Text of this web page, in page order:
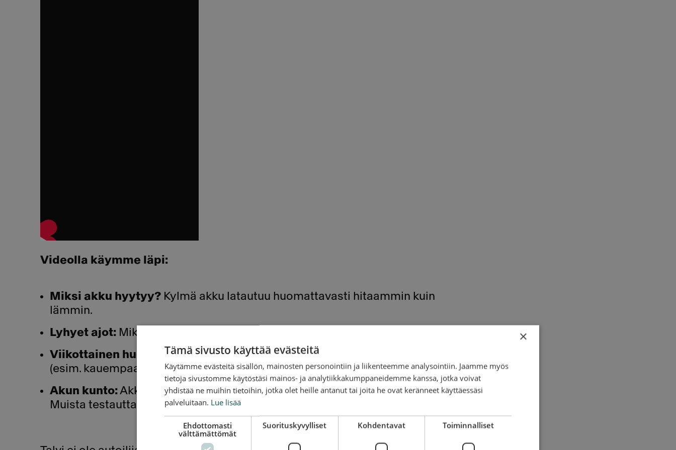
Videolla käymme läpi:
Miksi akku hyytyy? Kylmä akku latautuu huomattavasti hitaammin kuin
lämmin.
Lyhyet ajot: Miksi pelkkä kauppareissu ei riitä lataamaan akkua pakkasella.
Viikottainen huoltoajo:Miksi kannattaa ajaa kerran viikossa pidempi lenkki
(esim. kauempaan kauppaan).
Akun kunto: Akku heikkenee ajan myötä aivan kuten kännykänkin akku.
Muista testauttaa se!
×
Tämä sivusto käyttää evästeitä
Käytämme evästeitä sisällön, mainosten personointiin ja liikenteemme analysointiin. Jaamme myös
tietoja sivustomme käytöstäsi mainos- ja analytiikkakumppaneidemme kanssa, jotka voivat
yhdistää ne muihin tietoihin, jotka olet heille antanut tai joita he ovat keränneet käyttäessäsi
palveluitaan. Lue lisää
Ehdottomasti
välttämättömät
Suorituskyvylliset Kohdentavat Toiminnalliset